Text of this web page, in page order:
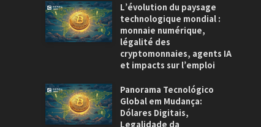
L’évolution du paysage
technologique mondial :
monnaie numérique,
légalité des
cryptomonnaies, agents IA
et impacts sur l’emploi
Panorama Tecnológico
Global em Mudança:
Dólares Digitais,
Legalidade da